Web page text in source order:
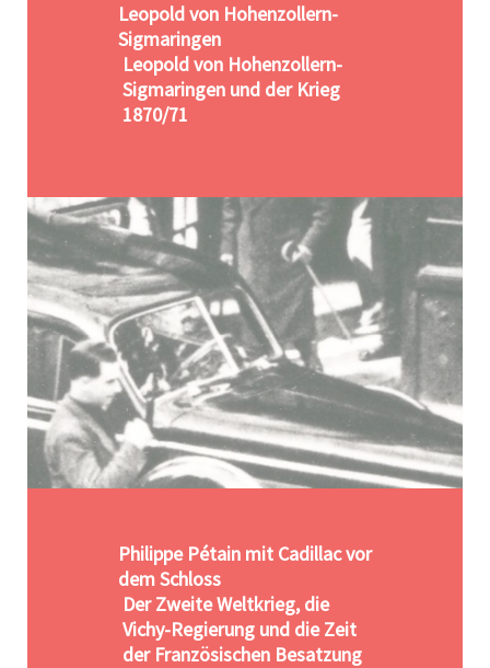
Leopold von Hohenzollern-
Sigmaringen
Leopold von Hohenzollern-
Sigmaringen und der Krieg
1870/71
Philippe Pétain mit Cadillac vor
dem Schloss
Der Zweite Weltkrieg, die
Vichy-Regierung und die Zeit
der Französischen Besatzung